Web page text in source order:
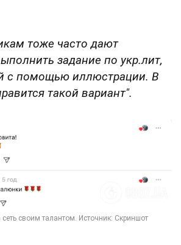
тоже часто дают
задание по укр.лит,
с помощью иллюстрации. В
такой вариант".